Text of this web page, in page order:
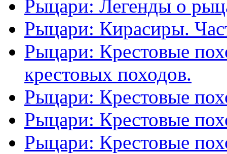
Рыцари: Легенды о
Рыцари: Кирасиры.
Рыцари: Крестовые
крестовых походов.
Рыцари: Крестовые
Рыцари: Крестовые
Рыцари: Крестовые